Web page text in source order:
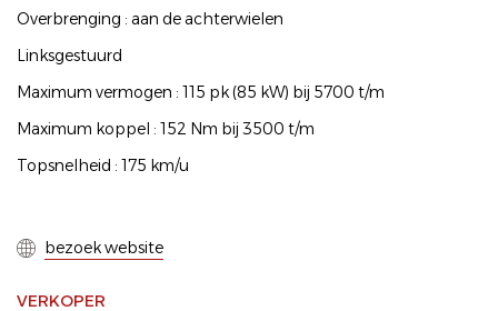
Overbrenging : aan de achterwielen
Linksgestuurd
Maximum vermogen : 115 pk (85 kW) bij 5700 t/m
Maximum koppel : 152 Nm bij 3500 t/m
Topsnelheid : 175 km/u
bezoek website
VERKOPER